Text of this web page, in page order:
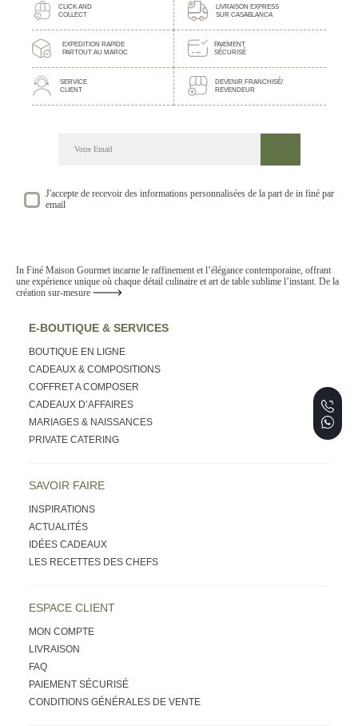
CLICK AND
COLLECT
LIVRAISON EXPRESS
SUR CASABLANCA
EXPEDITION RAPIDE
PARTOUT AU MAROC
PAIEMENT
SÉCURISÉ
SERVICE
CLIENT
DEVENIR FRANCHISÉ/
REVENDEUR
DECOUVREZ NOTRE NEWSLETTER GOURMANDE
SUIVEZ NOS ACTUALITE ET EVENEMENTS
J'accepte de recevoir des informations personnalisées de la part de in finé par
email
In Finé Maison Gourmet incarne le raffinement et l’élégance contemporaine, offrant
une expérience unique où chaque détail culinaire et art de table sublime l’instant. De la
création sur-mesure
E-BOUTIQUE & SERVICES
BOUTIQUE EN LIGNE
CADEAUX & COMPOSITIONS
COFFRET A COMPOSER
CADEAUX D’AFFAIRES
MARIAGES & NAISSANCES
PRIVATE CATERING
SAVOIR FAIRE
INSPIRATIONS
ACTUALITÉS
IDÉES CADEAUX
LES RECETTES DES CHEFS
ESPACE CLIENT
MON COMPTE
LIVRAISON
FAQ
PAIEMENT SÉCURISÉ
CONDITIONS GÉNÉRALES DE VENTE